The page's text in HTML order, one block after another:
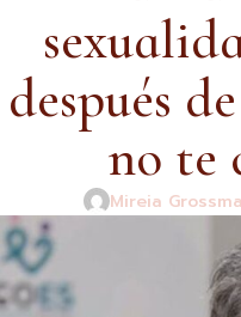
después
no te
Mireia